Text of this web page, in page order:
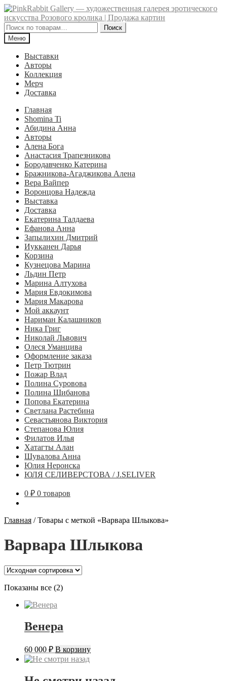
Перейти
к
навигации
Перейти
к
содержимому
Искать:
Поиск
Меню
Выставки
Авторы
Коллекция
Мерч
Доставка
Главная
Shomina Ti
Абидина Анна
Авторы
Алена Бога
Анастасия Трапезникова
Бородавченко Катерина
Бражникова-Агаджикова Алена
Вера Вайпер
Воронцова Надежда
Выставка
Доставка
Екатерина Талдаева
Ефанова Анна
Запылихин Дмитрий
Иукканен Дарья
Корзина
Кузнецова Марина
Льдин Петр
Марина Алтухова
Мария Евдокимова
Мария Макарова
Мой аккаунт
Нариман Калашников
Ника Григ
Николай Львович
Олеся Уманцива
Оформление заказа
Петр Тютрин
Пожар Влад
Полина Суровова
Полина Шибанова
Попова Екатерина
Светлана Растебина
Севастьянова Виктория
Степанова Юлия
Филатов Илья
Хатагты Алан
Шувалова Анна
Юлия Неронска
ЮЛЯ СЕЛИВЕРСТОВА / J.SELIVER
0 ₽ 0 товаров
Главная /Товары с меткой «Варвара Шлыкова»
Варвара Шлыкова
Показаны все (2)
Венера
60 000 ₽ В корзину